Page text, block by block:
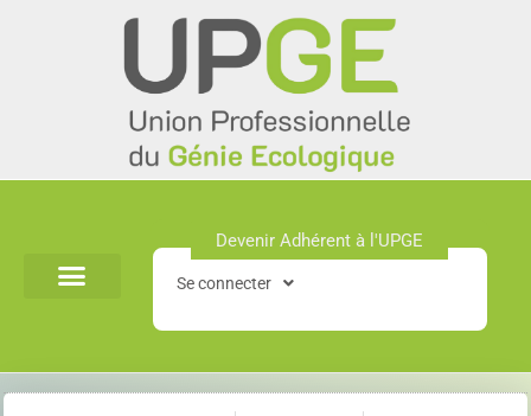
Devenir Adhérent à l'UPGE​
Se connecter